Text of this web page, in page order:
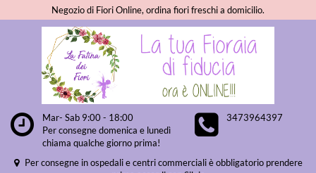
Negozio di Fiori Online, ordina fiori freschi a domicilio.
Mar- Sab 9:00 - 18:00
Per consegne domenica e lunedì
chiama qualche giorno prima!
3473964397
Per consegne in ospedali e centri commerciali è obbligatorio prendere